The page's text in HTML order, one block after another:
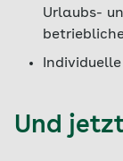
Urlaubs-
Und